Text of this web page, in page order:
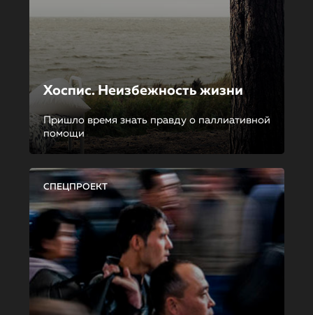
Хоспис. Неизбежность жизни
Пришло время знать правду о паллиативной
помощи
СПЕЦПРОЕКТ